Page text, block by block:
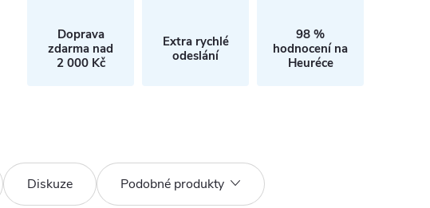
Doprava
zdarma nad
2 000 Kč
Extra rychlé
odeslání
98 %
hodnocení na
Heuréce
Diskuze Podobné produkty